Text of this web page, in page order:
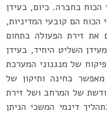
הכוח בחברה. כיום, בעידן
הכוח הם קובעי המדיניות,
את זירת הפעולה בתחום
השליט היחיד, בעידן
של מנגנוני המערכת
בחינה ותיקון של
של המרחב ושל זירת
דינמי המשכי הניתן